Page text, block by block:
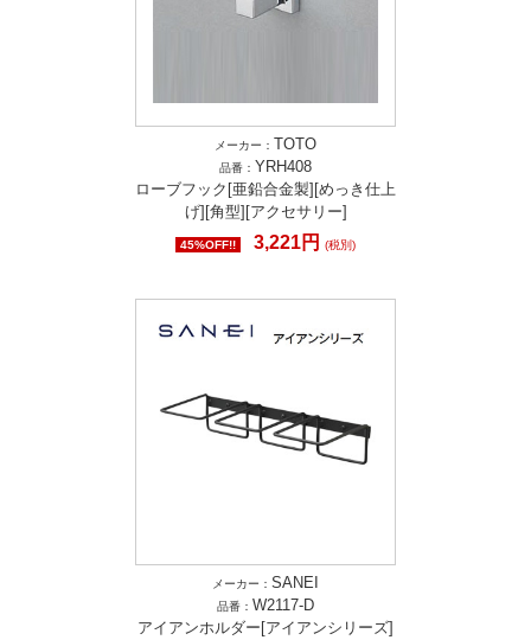
メーカー： TOTO
品番： YRH408
ローブフック[亜鉛合金製][めっき仕上
げ][角型][アクセサリー]
45%OFF!! 3,221円 (税別)
メーカー： SANEI
品番： W2117-D
アイアンホルダー[アイアンシリーズ]